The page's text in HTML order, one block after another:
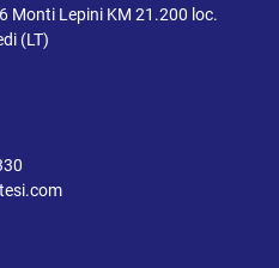
Monti Lepini KM 21.200 loc.
(LT)